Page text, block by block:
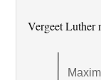
Vergeet Luther
Maxim